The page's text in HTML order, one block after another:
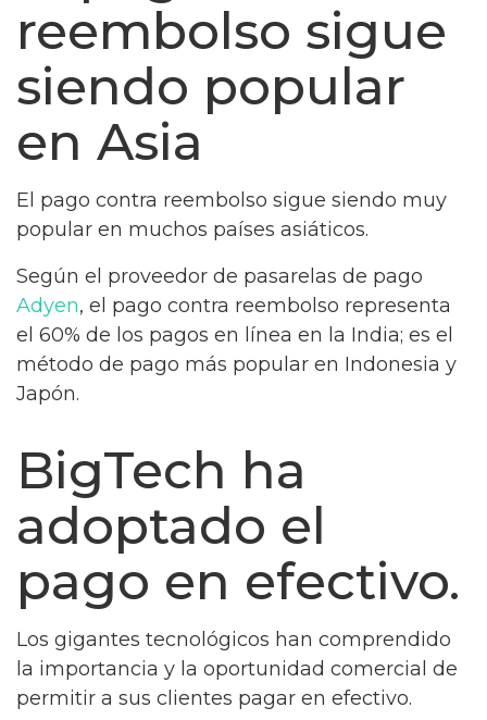
reembolso sigue
siendo popular
en Asia
El pago contra reembolso sigue siendo muy
popular en muchos países asiáticos.
Según el proveedor de pasarelas de pago
Adyen, el pago contra reembolso representa
el 60% de los pagos en línea en la India; es el
método de pago más popular en Indonesia y
Japón.
BigTech ha
adoptado el
pago en efectivo.
Los gigantes tecnológicos han comprendido
la importancia y la oportunidad comercial de
permitir a sus clientes pagar en efectivo.